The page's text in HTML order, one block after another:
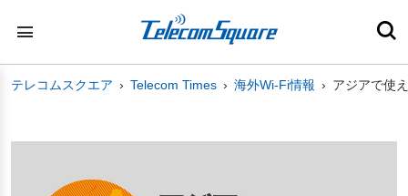
テレコムスクエア Telecom Times 海外Wi-Fi情報 アジアで使